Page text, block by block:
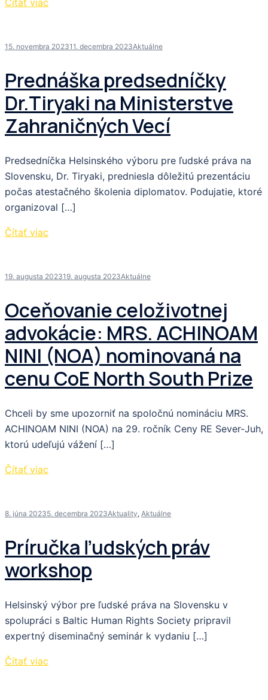
Čítať viac
15. novembra 202311. decembra 2023Aktuálne
Prednáška predsedníčky
Dr.Tiryaki na Ministerstve
Zahraničných Vecí
Predsedníčka Helsinského výboru pre ľudské práva na
Slovensku, Dr. Tiryaki, predniesla dôležitú prezentáciu
počas atestačného školenia diplomatov. Podujatie, ktoré
organizoval […]
Čítať viac
19. augusta 202319. augusta 2023Aktuálne
Oceňovanie celoživotnej
advokácie: MRS. ACHINOAM
NINI (NOA) nominovaná na
cenu CoE North South Prize
Chceli by sme upozorniť na spoločnú nomináciu MRS.
ACHINOAM NINI (NOA) na 29. ročník Ceny RE Sever-Juh,
ktorú udeľujú vážení […]
Čítať viac
8. júna 20235. decembra 2023Aktuality, Aktuálne
Príručka ľudských práv
workshop
Helsinský výbor pre ľudské práva na Slovensku v
spolupráci s Baltic Human Rights Society pripravil
expertný diseminačný seminár k vydaniu […]
Čítať viac